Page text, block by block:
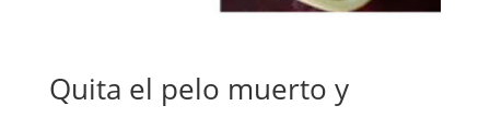
Quita el pelo muerto y